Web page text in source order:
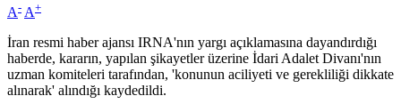
A- A+
İran resmi haber ajansı IRNA'nın yargı açıklamasına dayandırdığı
haberde, kararın, yapılan şikayetler üzerine İdari Adalet Divanı'nın
uzman komiteleri tarafından, 'konunun aciliyeti ve gerekliliği dikkate
alınarak' alındığı kaydedildi.